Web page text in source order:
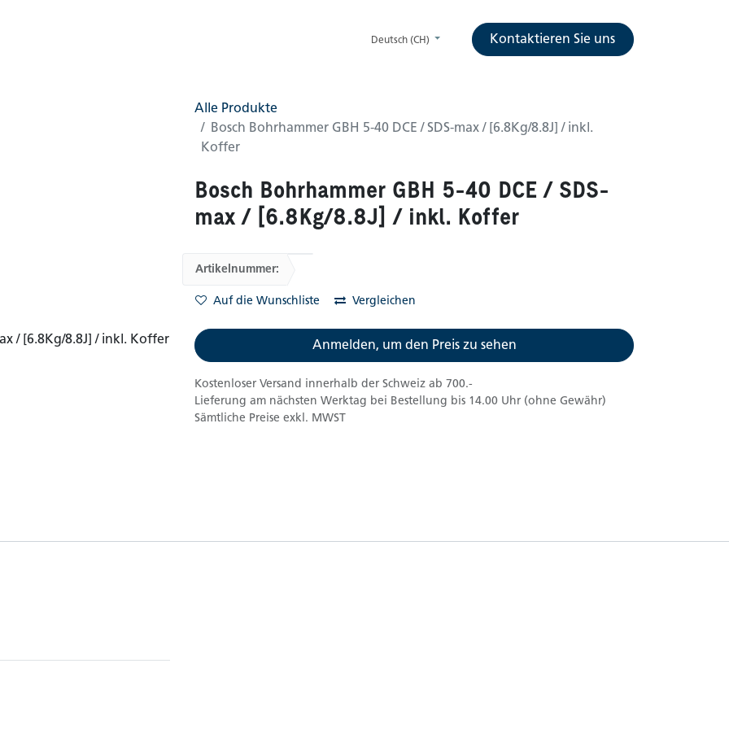
Deutsch (CH) Kontaktieren Sie uns
Alle Produkte
Bosch Bohrhammer GBH 5-40 DCE / SDS-max / [6.8Kg/8.8J] / inkl.
Koffer
Bosch Bohrhammer GBH 5-40 DCE / SDS-
max / [6.8Kg/8.8J] / inkl. Koffer
Artikelnummer:
Auf die Wunschliste Vergleichen
Anmelden, um den Preis zu sehen
Kostenloser Versand innerhalb der Schweiz ab 700.-
Lieferung am nächsten Werktag bei Bestellung bis 14.00 Uhr (ohne Gewähr)
Sämtliche Preise exkl. MWST